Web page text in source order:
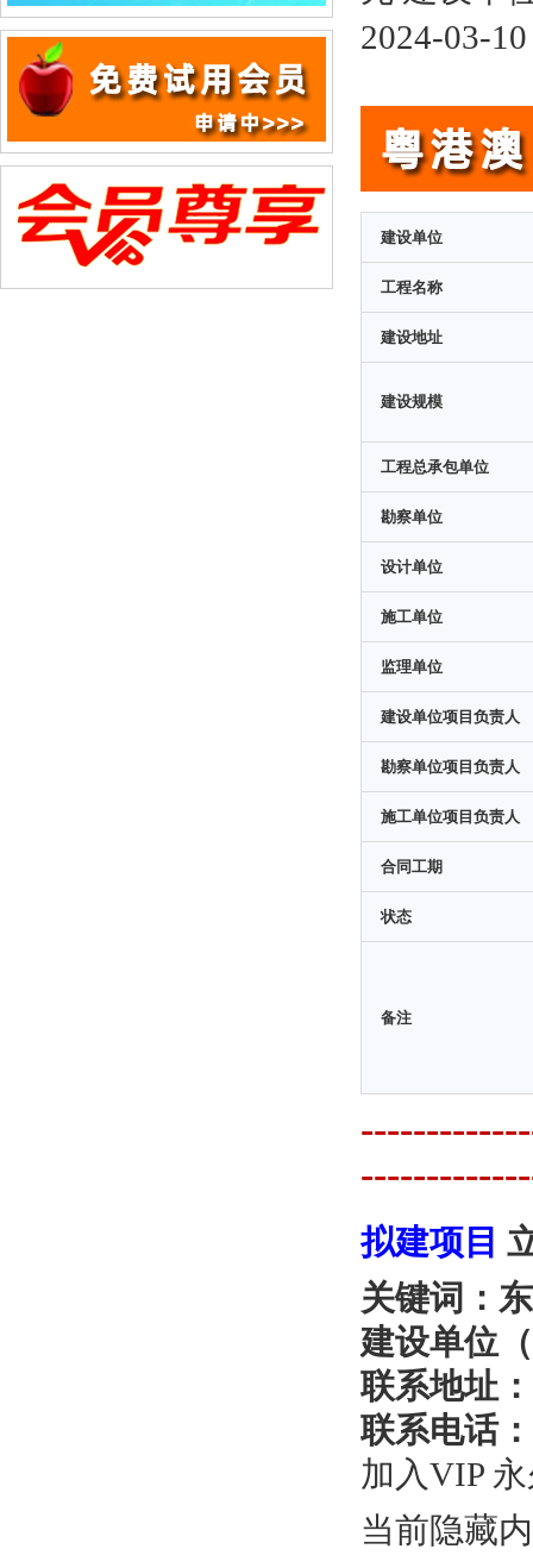
2024-03-
建设单位
工程名称
建设地址
建设规模
工程总承包单位
勘察单位
设计单位
施工单位
监理单位
建设单位项目负责人
勘察单位项目负责人
施工单位项目负责人
合同工期
状态
备注
拟建项目
关键词：
建设单位
联系地址
联系电话
加入VIP
当前隐藏